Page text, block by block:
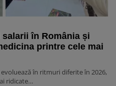
în România și
printre cele mai
în ritmuri diferite în 2026,
ridicate…